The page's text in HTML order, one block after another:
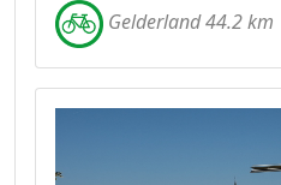
Gelderland 44.2 km